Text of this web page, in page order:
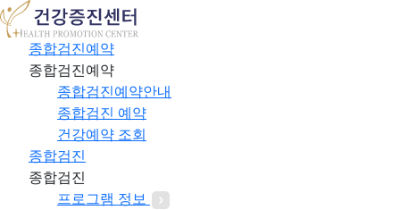
종합검진예약
종합검진예약
종합검진예약안내
종합검진 예약
건강예약 조회
종합검진
종합검진
프로그램 정보